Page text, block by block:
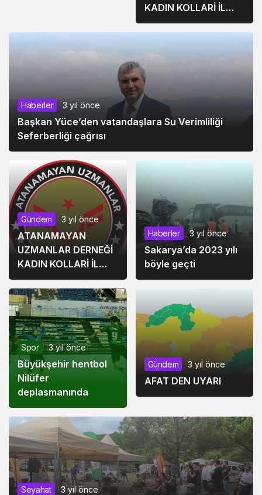
KADIN KOLLARİ İL
BAŞKANLARI
AÇIKLAMA YAPTI
Haberler 3 yıl önce
Başkan Yüce’den vatandaşlara Su Verimliliği
Seferberliği çağrısı
Gündem 3 yıl önce
ATANAMAYAN
UZMANLAR DERNEĞİ
KADIN KOLLARİ İL
BAŞKANLARI
AÇIKLAMA YAPTI
Haberler 3 yıl önce
Sakarya’da 2023 yılı
böyle geçti
Spor 3 yıl önce
Büyükşehir hentbol
Nilüfer
deplasmanında
Gündem 3 yıl önce
AFAT DEN UYARI
Seyahat 3 yıl önce